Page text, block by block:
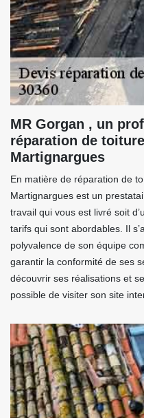
MR Gorgan , un
réparation de
Martignargues
En matière de réparation de
Martignargues est un
travail qui vous est livré soit
tarifs qui sont abordables. Il
polyvalence de son équipe
garantir la conformité de ses
découvrir ses réalisations et
possible de visiter son site